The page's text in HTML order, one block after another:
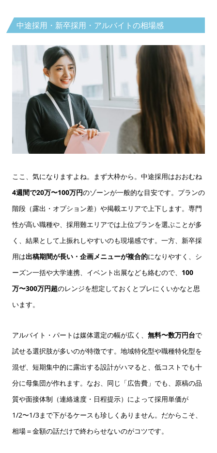
中途採用・新卒採用・アルバイトの相場感
ここ、気になりますよね。まず大枠から。中途採用はおおむね
4週間で20万〜100万円のゾーンが一般的な目安です。プランの
階段（露出・オプション差）や掲載エリアで上下します。専門
性が高い職種や、採用難エリアでは上位プランを選ぶことが多
く、結果として上振れしやすいのも現場感です。一方、新卒採
用は出稿期間が長い・企画メニューが複合的になりやすく、シ
ーズン一括や大学連携、イベント出展なども絡むので、 100
万〜300万円超のレンジを想定しておくとブレにくいかなと思
います。
アルバイト・パートは媒体選定の幅が広く、 無料〜数万円台で
試せる選択肢が多いのが特徴です。地域特化型や職種特化型を
混ぜ、短期集中的に露出する設計がハマると、低コストでも十
分に母集団が作れます。なお、同じ「広告費」でも、原稿の品
質や面接体制（連絡速度・日程提示）によって採用単価が
1/2〜1/3まで下がるケースも珍しくありません。だからこそ、
相場＝金額の話だけで終わらせないのがコツです。